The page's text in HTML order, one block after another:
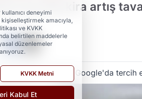
ayı için kira artış
Haberkaynağını Google'da tercih
deneyimi
amacıyla,
ve KVKK
belirtilen maddelerle
düzenlemeler
KVKK Metni
Kabul Et